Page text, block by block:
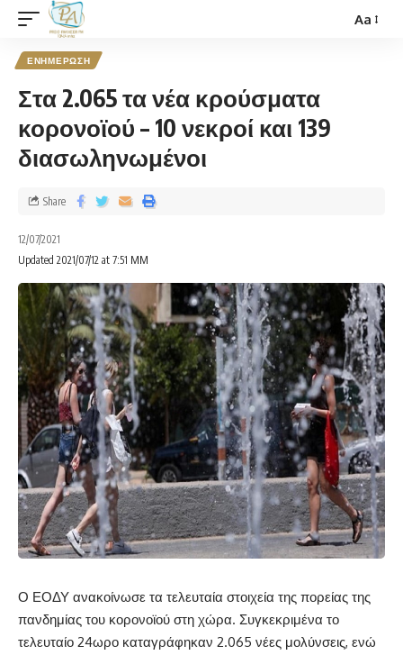
Aa
ΕΝΗΜΕΡΩΣΗ
Στα 2.065 τα νέα κρούσματα
κορονοϊού – 10 νεκροί και 139
διασωληνωμένοι
12/07/2021
Updated 2021/07/12 at 7:51 ΜΜ
Share
Ο ΕΟΔΥ ανακοίνωσε τα τελευταία στοιχεία της πορείας της
πανδημίας του κορονοϊού στη χώρα. Συγκεκριμένα το
τελευταίο 24ωρο καταγράφηκαν 2.065 νέες μολύνσεις, ενώ